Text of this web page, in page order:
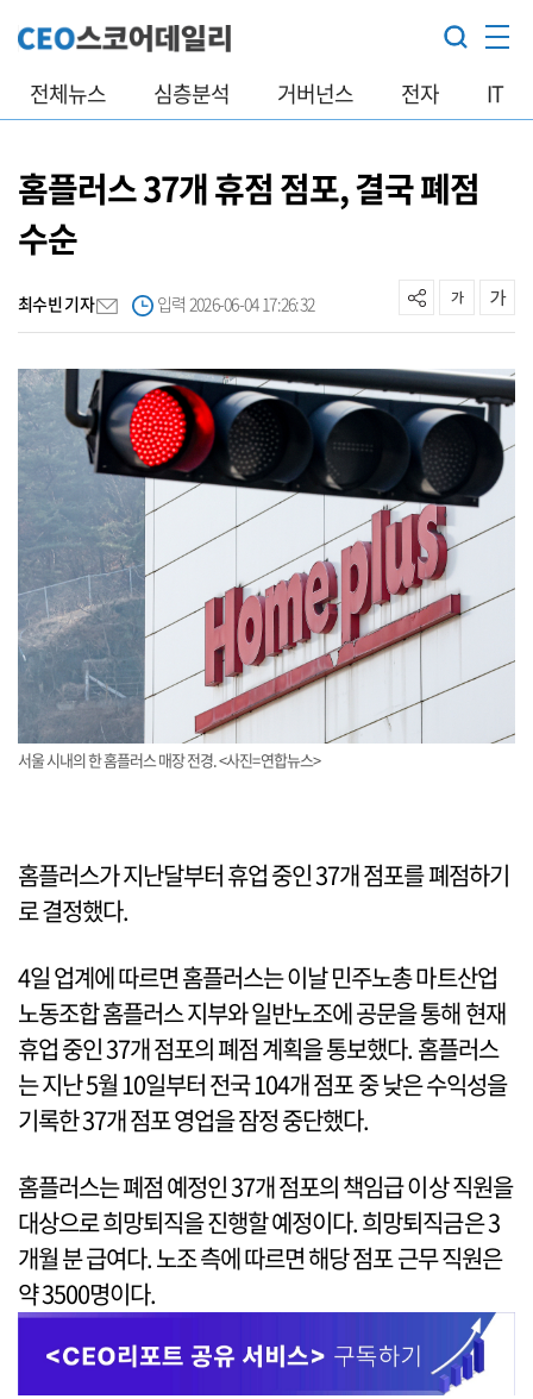
전체뉴스 심층분석 거버넌스 전자 IT
홈플러스 37개 휴점 점포, 결국 폐점
수순
최수빈 기자 입력 2026-06-04 17:26:32
서울 시내의 한 홈플러스 매장 전경. <사진=연합뉴스>
홈플러스가 지난달부터 휴업 중인 37개 점포를 폐점하기
로 결정했다.
4일 업계에 따르면 홈플러스는 이날 민주노총 마트산업
노동조합 홈플러스 지부와 일반노조에 공문을 통해 현재
휴업 중인 37개 점포의 폐점 계획을 통보했다. 홈플러스
는 지난 5월 10일부터 전국 104개 점포 중 낮은 수익성을
기록한 37개 점포 영업을 잠정 중단했다.
홈플러스는 폐점 예정인 37개 점포의 책임급 이상 직원을
대상으로 희망퇴직을 진행할 예정이다. 희망퇴직금은 3
개월 분 급여다. 노조 측에 따르면 해당 점포 근무 직원은
약 3500명이다.